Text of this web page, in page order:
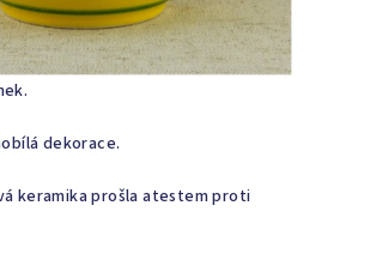
dekorace.
keramika prošla atestem proti